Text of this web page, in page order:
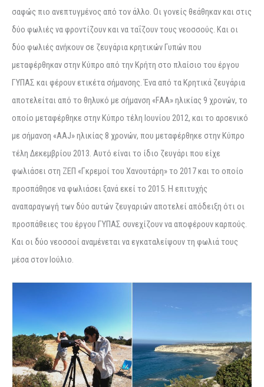
σαφώς πιο ανεπτυγμένος από τον άλλο. Οι γονείς θεάθηκαν και στις
δύο φωλιές να φροντίζουν και να ταΐζουν τους νεοσσούς. Και οι
δύο φωλιές ανήκουν σε ζευγάρια κρητικών Γυπών που
μεταφέρθηκαν στην Κύπρο από την Κρήτη στο πλαίσιο του έργου
ΓΥΠΑΣ και φέρουν ετικέτα σήμανσης. Ένα από τα Κρητικά ζευγάρια
αποτελείται από το θηλυκό με σήμανση «FAA» ηλικίας 9 χρονών, το
οποίο μεταφέρθηκε στην Κύπρο τέλη Ιουνίου 2012, και το αρσενικό
με σήμανση «ΑΑJ» ηλικίας 8 χρονών, που μεταφέρθηκε στην Κύπρο
τέλη Δεκεμβρίου 2013. Αυτό είναι το ίδιο ζευγάρι που είχε
φωλιάσει στη ΖΕΠ «Γκρεμοί του Χανουτάρη» το 2017 και το οποίο
προσπάθησε να φωλιάσει ξανά εκεί το 2015. Η επιτυχής
αναπαραγωγή των δύο αυτών ζευγαριών αποτελεί απόδειξη ότι οι
προσπάθειες του έργου ΓΥΠΑΣ συνεχίζουν να αποφέρουν καρπούς.
Και οι δύο νεοσσοί αναμένεται να εγκαταλείψουν τη φωλιά τους
μέσα στον Ιούλιο.